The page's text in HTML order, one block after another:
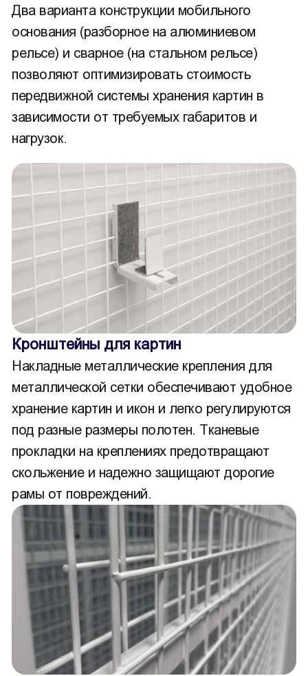
Два варианта конструкции мобильного
основания (разборное на алюминиевом
рельсе) и сварное (на стальном рельсе)
позволяют оптимизировать стоимость
передвижной системы хранения картин в
зависимости от требуемых габаритов и
нагрузок.
Кронштейны для картин
Накладные металлические крепления для
металлической сетки обеспечивают удобное
хранение картин и икон и легко регулируются
под разные размеры полотен. Тканевые
прокладки на креплениях предотвращают
скольжение и надежно защищают дорогие
рамы от повреждений.